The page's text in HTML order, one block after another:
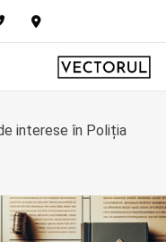
interese în Poliția